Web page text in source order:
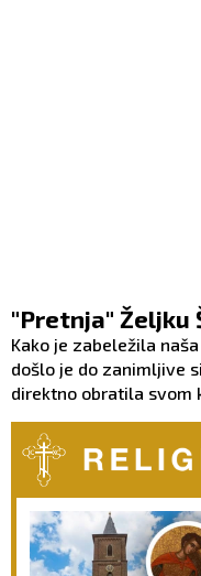
"Pretnja" Željku
Kako je zabeležila
došlo je do zanimljive
direktno obratila svom